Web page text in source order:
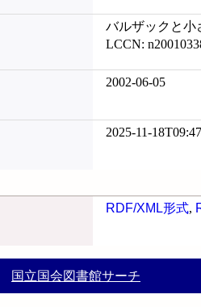
バルザックと小
LCCN:
2002-06-05
2025-11-
RDF/XML形式,
国立国会図書館サーチ